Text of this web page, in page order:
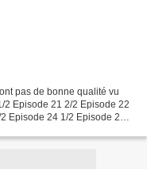
pas de bonne qualité vu
Episode 21 2/2 Episode 22
Episode 24 1/2 Episode 24